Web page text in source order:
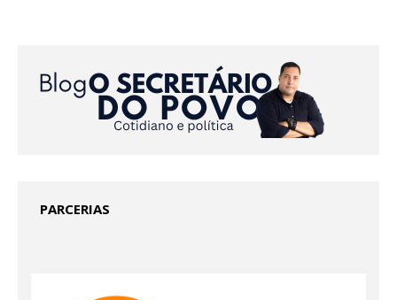
PARCERIAS